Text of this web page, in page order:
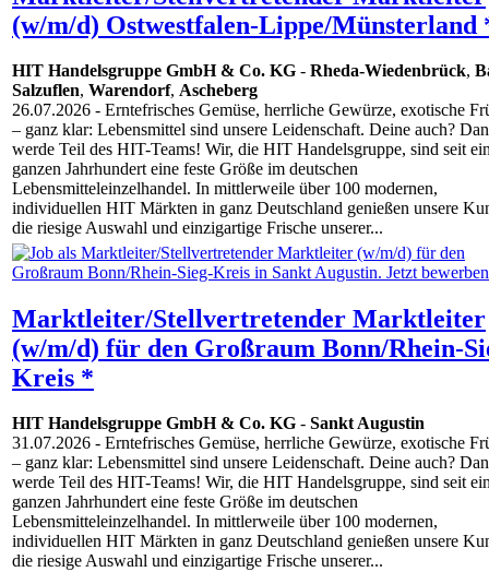
(w/m/d) Ostwestfalen-Lippe/Münsterland
HIT Handelsgruppe GmbH & Co. KG - Rheda-Wiedenbrück,
Salzuflen, Warendorf, Ascheberg
26.07.2026 - Erntefrisches Gemüse, herrliche Gewürze, exotische
– ganz klar: Lebensmittel sind unsere Leidenschaft. Deine auch?
werde Teil des HIT-Teams! Wir, die HIT Handelsgruppe, sind seit
ganzen Jahrhundert eine feste Größe im deutschen
Lebensmitteleinzelhandel. In mittlerweile über 100 modernen,
individuellen HIT Märkten in ganz Deutschland genießen unsere
die riesige Auswahl und einzigartige Frische unserer...
Marktleiter/Stellvertretender Marktleiter
(w/m/d) für den Großraum Bonn/Rhein-
Kreis *
HIT Handelsgruppe GmbH & Co. KG - Sankt Augustin
31.07.2026 - Erntefrisches Gemüse, herrliche Gewürze, exotische
– ganz klar: Lebensmittel sind unsere Leidenschaft. Deine auch?
werde Teil des HIT-Teams! Wir, die HIT Handelsgruppe, sind seit
ganzen Jahrhundert eine feste Größe im deutschen
Lebensmitteleinzelhandel. In mittlerweile über 100 modernen,
individuellen HIT Märkten in ganz Deutschland genießen unsere
die riesige Auswahl und einzigartige Frische unserer...